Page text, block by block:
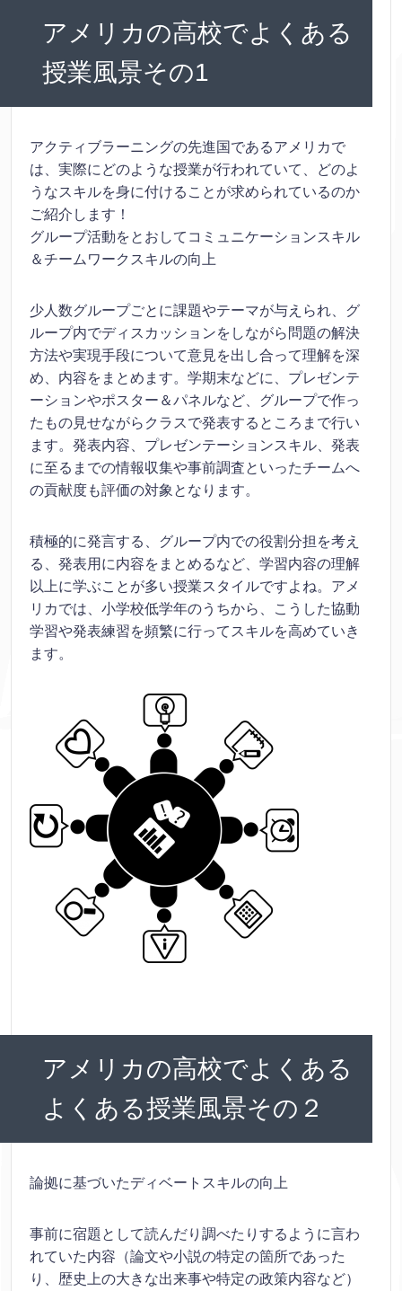
アメリカの高校でよくある
授業風景その1
アクティブラーニングの先進国であるアメリカで
は、実際にどのような授業が行われていて、どのよ
うなスキルを身に付けることが求められているのか
ご紹介します！
グループ活動をとおしてコミュニケーションスキル
＆チームワークスキルの向上
少人数グループごとに課題やテーマが与えられ、グ
ループ内でディスカッションをしながら問題の解決
方法や実現手段について意見を出し合って理解を深
め、内容をまとめます。学期末などに、プレゼンテ
ーションやポスター＆パネルなど、グループで作っ
たもの見せながらクラスで発表するところまで行い
ます。発表内容、プレゼンテーションスキル、発表
に至るまでの情報収集や事前調査といったチームへ
の貢献度も評価の対象となります。
積極的に発言する、グループ内での役割分担を考え
る、発表用に内容をまとめるなど、学習内容の理解
以上に学ぶことが多い授業スタイルですよね。アメ
リカでは、小学校低学年のうちから、こうした協動
学習や発表練習を頻繁に行ってスキルを高めていき
ます。
アメリカの高校でよくある
よくある授業風景その２
論拠に基づいたディベートスキルの向上
事前に宿題として読んだり調べたりするように言わ
れていた内容（論文や小説の特定の箇所であった
り、歴史上の大きな出来事や特定の政策内容など）